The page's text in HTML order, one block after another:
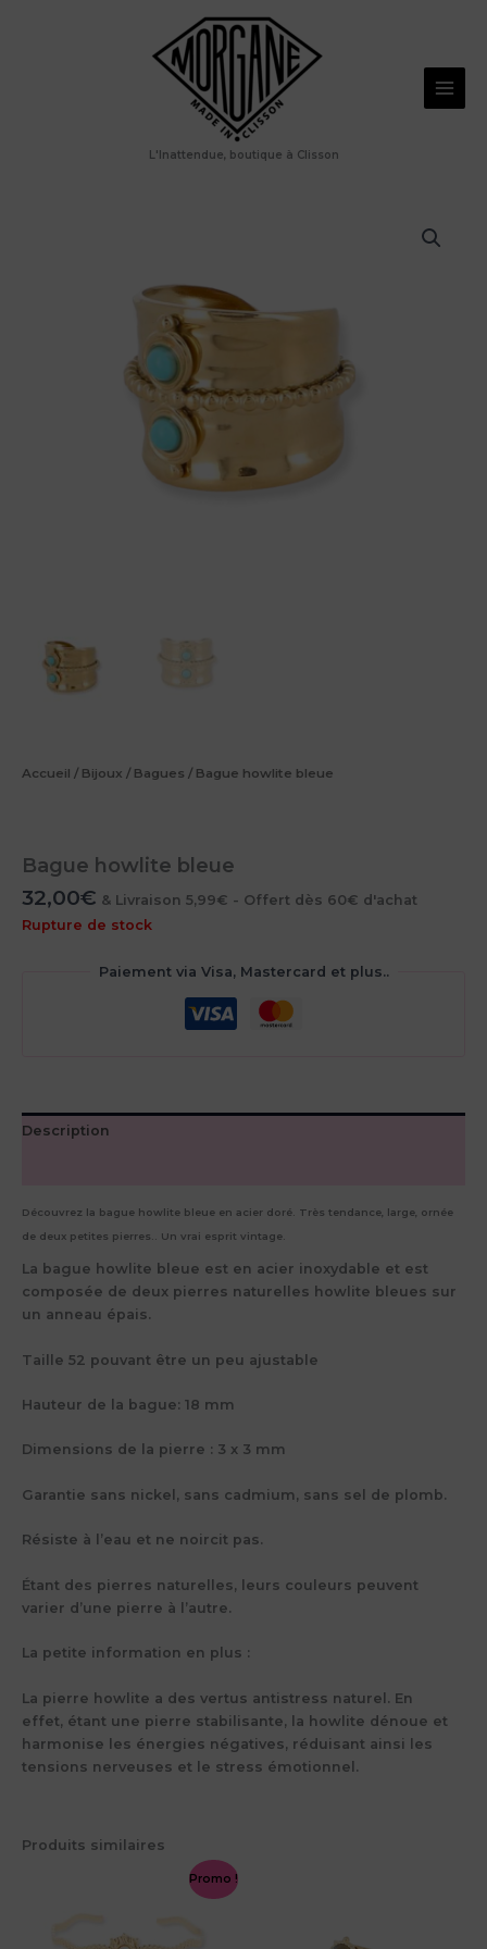
L'Inattendue, boutique à Clisson
Accueil / Bijoux / Bagues / Bague howlite bleue
Bague howlite bleue
32,00€ & Livraison 5,99€ - Offert dès 60€ d'achat
Rupture de stock
Paiement via Visa, Mastercard et plus..
Description
Découvrez la bague howlite bleue en acier doré. Très tendance, large, ornée
de deux petites pierres.. Un vrai esprit vintage.
La bague howlite bleue est en acier inoxydable et est
composée de deux pierres naturelles howlite bleues sur
un anneau épais.
Taille 52 pouvant être un peu ajustable
Hauteur de la bague: 18 mm
Dimensions de la pierre : 3 x 3 mm
Garantie sans nickel, sans cadmium, sans sel de plomb.
Résiste à l’eau et ne noircit pas.
Étant des pierres naturelles, leurs couleurs peuvent
varier d’une pierre à l’autre.
La petite information en plus :
La pierre howlite a des vertus antistress naturel. En
effet, étant une pierre stabilisante, la howlite dénoue et
harmonise les énergies négatives, réduisant ainsi les
tensions nerveuses et le stress émotionnel.
Produits similaires
Promo !